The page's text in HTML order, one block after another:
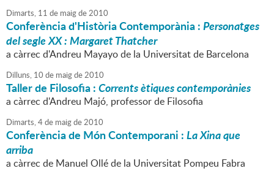
Dimarts, 11 de maigde2010
Conferència d'Història Contemporània :Personatges
del segle XX : Margaret Thatcher
a càrrec d'Andreu Mayayo de la Universitat de Barcelona
Dilluns, 10 de maigde2010
Taller de Filosofia :Corrents ètiques contemporànies
a càrrec d'Andreu Majó, professor de Filosofia
Dimarts,4de maigde2010
Conferència de Món Contemporani :La Xina que
arriba
a càrrec de Manuel Ollé de la Universitat Pompeu Fabra